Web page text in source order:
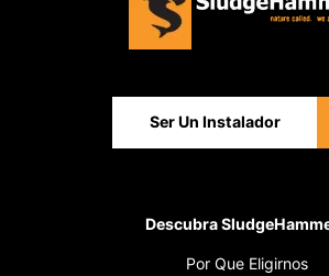
Ser Un Instalador
Descubra
Por Que Eligirnos